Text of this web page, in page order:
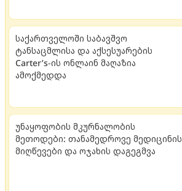
საქართველოში საბავშვო
ტანსაცმლისა და აქსესუარების
Carter’s-ის ონლაინ მაღაზია
ამოქმედდა
უნაყოფობის მკურნალობის
მეთოდები: თანამედროვე მედიცინის
მიღწევები და ოჯახის დაგეგმვა